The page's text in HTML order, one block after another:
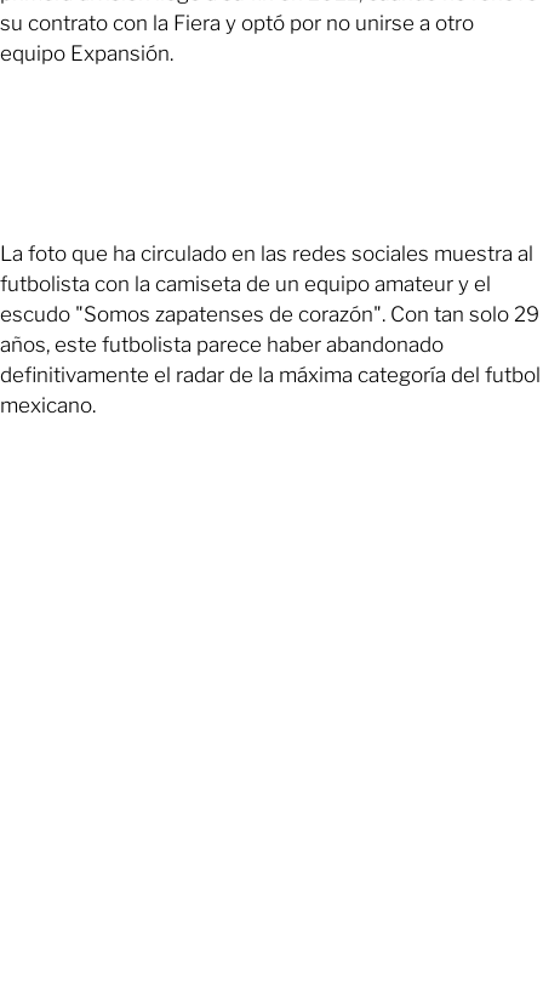
su contrato con la Fiera y optó por no unirse a otro
equipo Expansión.
La foto que ha circulado en las redes sociales muestra al
futbolista con la camiseta de un equipo amateur y el
escudo "Somos zapatenses de corazón". Con tan solo 29
años, este futbolista parece haber abandonado
definitivamente el radar de la máxima categoría del futbol
mexicano.